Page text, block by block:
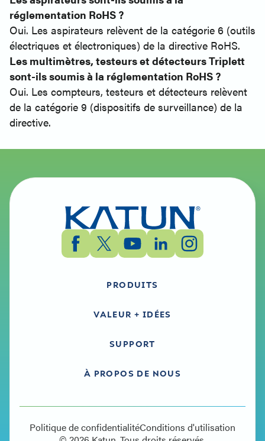
réglementation RoHS ?
Oui. Les aspirateurs relèvent de la catégorie 6 (outils
électriques et électroniques) de la directive RoHS.
Les multimètres, testeurs et détecteurs Triplett
sont-ils soumis à la réglementation RoHS ?
Oui. Les compteurs, testeurs et détecteurs relèvent
de la catégorie 9 (dispositifs de surveillance) de la
directive.
PRODUITS
VALEUR + IDÉES
SUPPORT
À PROPOS DE NOUS
Politique de confidentialitéConditions d'utilisation